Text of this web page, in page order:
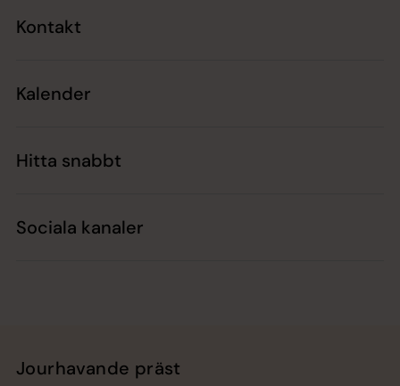
Kontakt
Kalender
Hitta snabbt
Sociala kanaler
Jourhavande präst